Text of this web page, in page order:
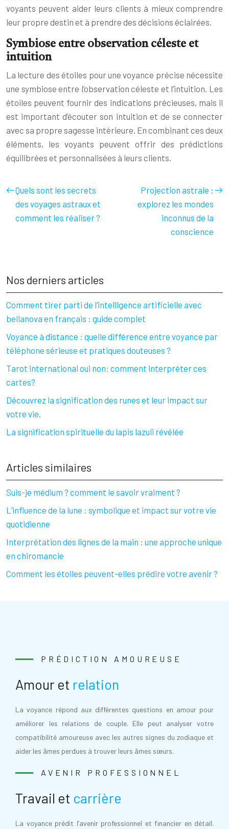
voyants peuvent aider leurs clients à mieux comprendre
leur propre destin et à prendre des décisions éclairées.
Symbiose entre observation céleste et
intuition
La lecture des étoiles pour une voyance précise nécessite
une symbiose entre l’observation céleste et l’intuition. Les
étoiles peuvent fournir des indications précieuses, mais il
est important d’écouter son intuition et de se connecter
avec sa propre sagesse intérieure. En combinant ces deux
éléments, les voyants peuvent offrir des prédictions
équilibrées et personnalisées à leurs clients.
Quels sont les secrets
des voyages astraux et
comment les réaliser ?
Projection astrale :
explorez les mondes
inconnus de la
conscience
Nos derniers articles
Comment tirer parti de l’intelligence artificielle avec
bellanova en français : guide complet
Voyance à distance : quelle différence entre voyance par
téléphone sérieuse et pratiques douteuses ?
Tarot international oui non: comment interpréter ces
cartes?
Découvrez la signification des runes et leur impact sur
votre vie.
La signification spirituelle du lapis lazuli révélée
Articles similaires
Suis-je médium ? comment le savoir vraiment ?
L’influence de la lune : symbolique et impact sur votre vie
quotidienne
Interprétation des lignes de la main : une approche unique
en chiromancie
Comment les étoiles peuvent-elles prédire votre avenir ?
PRÉDICTION AMOUREUSE
Amour et relation
La voyance répond aux différentes questions en amour pour
améliorer les relations de couple. Elle peut analyser votre
compatibilité amoureuse avec les autres signes du zodiaque et
aider les âmes perdues à trouver leurs âmes sœurs.
AVENIR PROFESSIONNEL
Travail et carrière
La voyance prédit l’avenir professionnel et financier en détail.